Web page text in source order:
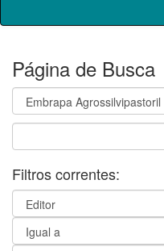
Página de Busca
Filtros correntes: